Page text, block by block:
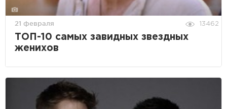
21 февраля 13462
ТОП-10 самых завидных звездных
женихов